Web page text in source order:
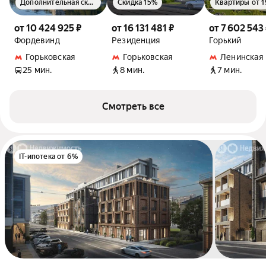
от 10 424 925 ₽
Фордевинд
Горьковская
25 мин.
Дополнительная скидка 1.5%
от 16 131 481 ₽
Резиденция
Горьковская
8 мин.
Скидка 15%
от 7 602 543
Горький
Ленинская
7 мин.
Смотреть все
IT-ипотека от 6%